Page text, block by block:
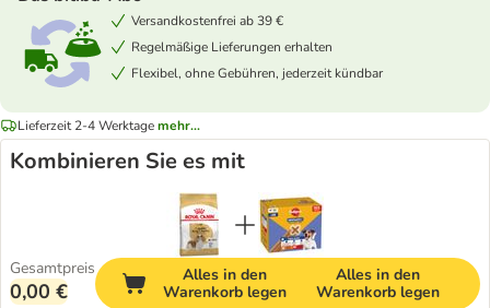
Versandkostenfrei ab 39 €
Regelmäßige Lieferungen erhalten
Flexibel, ohne Gebühren, jederzeit kündbar
Lieferzeit 2-4 Werktagemehr...
Kombinieren Sie es mit
Gesamtpreis
0,00 €
Alles in den
Warenkorb legen
Alles in den
Warenkorb legen